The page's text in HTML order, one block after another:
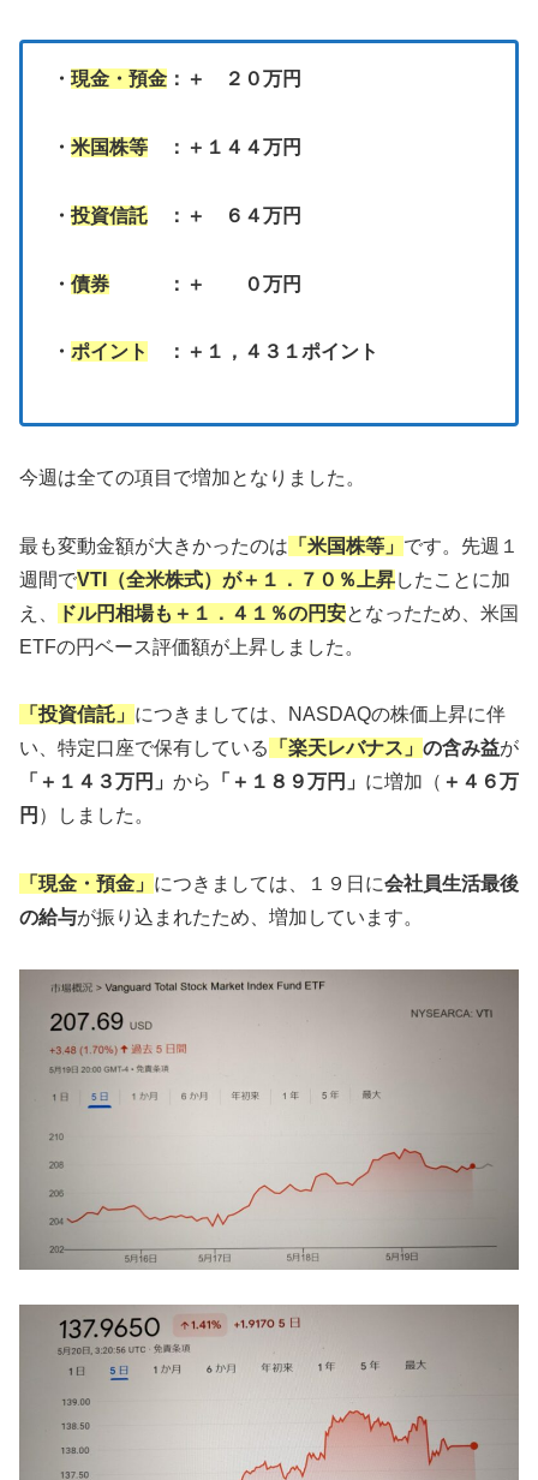
・ 現金・預金 ：＋ ２０万円
・ 米国株等 ：＋１４４万円
・ 投資信託 ：＋ ６４万円
・ 債券 ：＋ ０万円
・ ポイント ：＋１，４３１ポイント
今週は全ての項目で増加となりました。
最も変動金額が大きかったのは 「米国株等」 です。先週１
週間でVTI（全米株式）が＋１．７０％上昇したことに加
え、
ドル円相場も＋１．４１％の円安となったため、米国
ETFの円ベース評価額が上昇しました。
「投資信託」 につきましては、NASDAQの株価上昇に伴
い、特定口座で保有している
「楽天レバナス」 の含み益が
「＋１４３万円」 から 「＋１８９万円」 に増加（ ＋４６万
円 ）しました。
「現金・預金」 につきましては、１９日に会社員生活最後
の給与が振り込まれたため、増加しています。